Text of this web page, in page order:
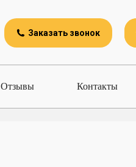
Заказать звонок
Отзывы Контакты